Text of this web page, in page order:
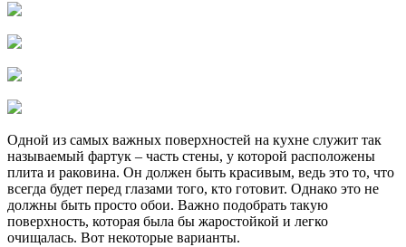
Одной из самых важных поверхностей на кухне служит так
называемый фартук – часть стены, у которой расположены
плита и раковина. Он должен быть красивым, ведь это то, что
всегда будет перед глазами того, кто готовит. Однако это не
должны быть просто обои. Важно подобрать такую
поверхность, которая была бы жаростойкой и легко
очищалась. Вот некоторые варианты.